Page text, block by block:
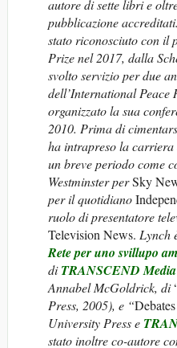
autore di sette libri e
pubblicazione
stato riconosciuto con il
Prize nel 2017, dalla
svolto servizio per due
dell’International Peace
organizzato la sua
2010. Prima di
ha intrapreso la
un breve periodo come
Westminster perSky
per il quotidiano
ruolo di presentatore
Television News. Lynch
Rete per uno svillupo
diTRANSCEND
Annabel McGoldrick, di
Press, 2005), e “
University Press e
stato inoltre co-autore